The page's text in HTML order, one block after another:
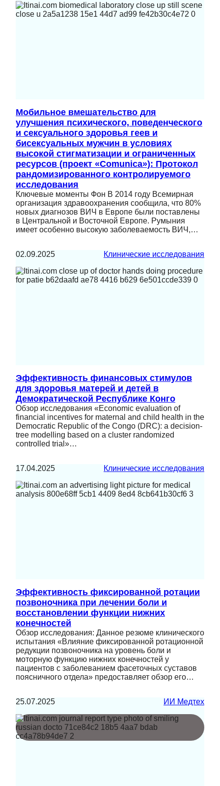
Мобильное вмешательство для
улучшения психического, поведенческого
и сексуального здоровья геев и
бисексуальных мужчин в условиях
высокой стигматизации и ограниченных
ресурсов (проект «Comunica»): Протокол
рандомизированного контролируемого
исследования
Ключевые моменты Фон В 2014 году Всемирная
организация здравоохранения сообщила, что 80%
новых диагнозов ВИЧ в Европе были поставлены
в Центральной и Восточной Европе. Румыния
имеет особенно высокую заболеваемость ВИЧ,…
02.09.2025 Клинические исследования
Эффективность финансовых стимулов
для здоровья матерей и детей в
Демократической Республике Конго
Обзор исследования «Economic evaluation of
financial incentives for maternal and child health in the
Democratic Republic of the Congo (DRC): a decision-
tree modelling based on a cluster randomized
controlled trial»…
17.04.2025 Клинические исследования
Эффективность фиксированной ротации
позвоночника при лечении боли и
восстановлении функции нижних
конечностей
Обзор исследования: Данное резюме клинического
испытания «Влияние фиксированной ротационной
редукции позвоночника на уровень боли и
моторную функцию нижних конечностей у
пациентов с заболеванием фасеточных суставов
поясничного отдела» предоставляет обзор его…
25.07.2025 ИИ Медтех